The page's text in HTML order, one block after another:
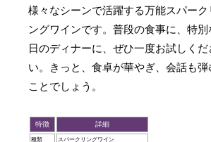
様々なシーンで活躍する万能スパーク
ングワインです。普段の食事に、特別
日のディナーに、ぜひ一度お試しくだ
い。きっと、食卓が華やぎ、会話も弾
ことでしょう。
特徴 詳細
種類 スパークリングワイン